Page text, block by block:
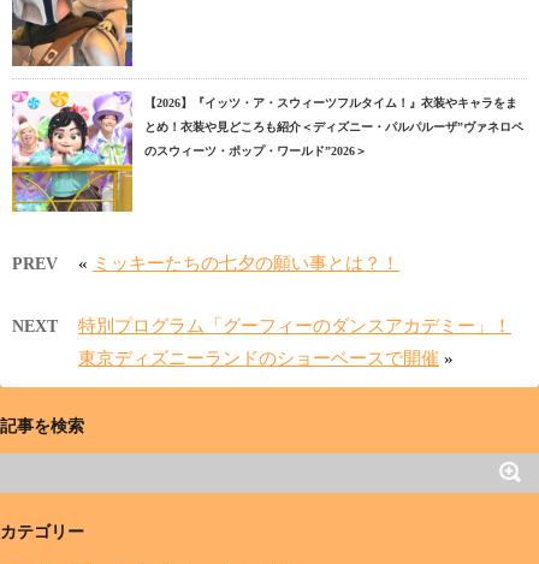
【2026】『イッツ・ア・スウィーツフルタイム！』衣装やキャラをま
とめ！衣装や見どころも紹介＜ディズニー・パルパルーザ”ヴァネロペ
のスウィーツ・ポップ・ワールド”2026＞
PREV « ミッキーたちの七夕の願い事とは？！
NEXT
特別プログラム「グーフィーのダンスアカデミー」！
東京ディズニーランドのショーベースで開催 »
記事を検索
カテゴリー